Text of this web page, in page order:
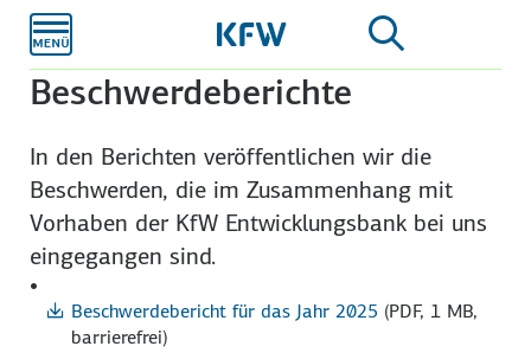
Hauptinhalt
Beschwerdeberichte
In den Berichten veröffentlichen wir die
Beschwerden, die im Zusammenhang mit
Vorhaben der KfW Entwicklungsbank bei uns
eingegangen sind.
Beschwerdebericht für das Jahr 2025 (PDF, 1 MB,
barrierefrei)